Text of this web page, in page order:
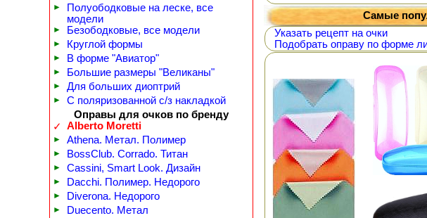
►
Полуободковые на леске, все
модели
► Безободковые, все модели
► Круглой формы
► В форме "Авиатор"
► Большие размеры "Великаны"
► Для больших диоптрий
►
С поляризованной с/з накладкой
Оправы для очков по бренду
✓
Alberto Moretti
► Athena. Метал. Полимер
► BossClub. Corrado. Титан
► Cassini, Smart Look. Дизайн
► Dacchi. Полимер. Недорого
► Diverona. Недорого
► Duecento. Метал
Самые
Указать рецепт на очки
Подобрать оправу по форме